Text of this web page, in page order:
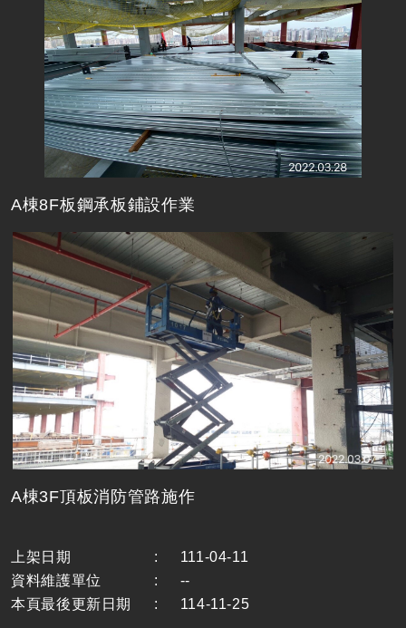
A棟8F板鋼承板鋪設作業
A棟3F頂板消防管路施作
上架日期 :
111-04-11
資料維護單位
:
--
本頁最後更新日期
: 114-11-25